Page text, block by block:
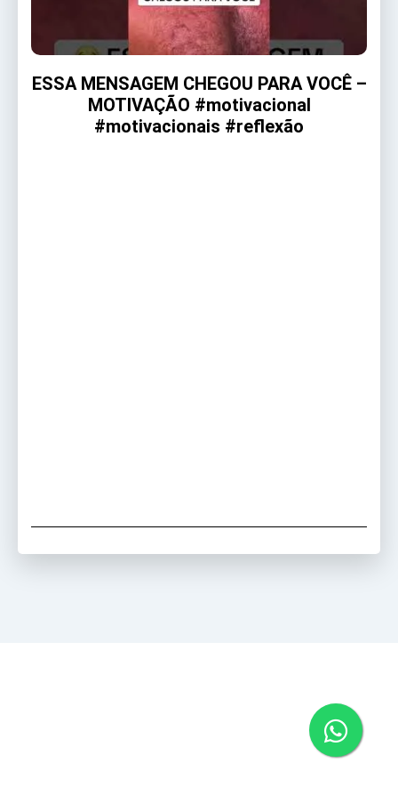
ESSA MENSAGEM CHEGOU PARA VOCÊ –
MOTIVAÇÃO #motivacional
#motivacionais #reflexão